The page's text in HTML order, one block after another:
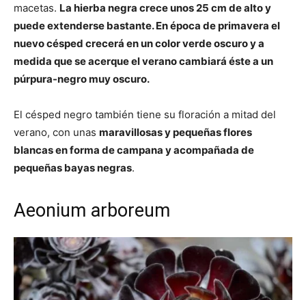
macetas. La hierba negra crece unos 25 cm de alto y
puede extenderse bastante. En época de primavera el
nuevo césped crecerá en un color verde oscuro y a
medida que se acerque el verano cambiará éste a un
púrpura-negro muy oscuro.
El césped negro también tiene su floración a mitad del
verano, con unas maravillosas y pequeñas flores
blancas en forma de campana y acompañada de
pequeñas bayas negras.
Aeonium arboreum